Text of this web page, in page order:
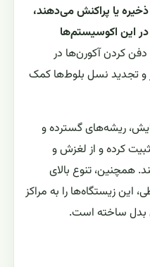
ذخیره یا پراکنش می‌دهند،
این اکوسیستم‌ها
دفن کردن آکورن‌ها در
و تجدید نسل بلوط‌ها کمک
ریشه‌های گسترده و
کرده و از لغزش و
تنوع بالای
این زیستگاه‌ها را به مراکز
بدل ساخته است.